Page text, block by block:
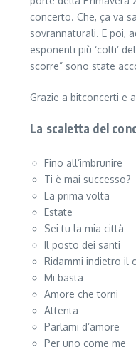
concerto. Che, ça va
sovrannaturali. E poi,
esponenti più ‘colti’
scorre” sono state
Grazie a bitconcerti e
La scaletta del
Fino all’imbrunire
Ti è mai successo?
La prima volta
Estate
Sei tu la mia città
Il posto dei santi
Ridammi indietro il
Mi basta
Amore che torni
Attenta
Parlami d’amore
Per uno come me